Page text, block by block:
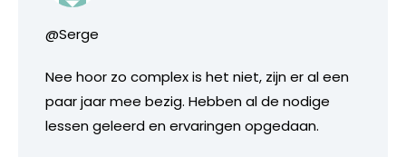
@Serge
Nee hoor zo complex is het niet, zijn er al een
paar jaar mee bezig. Hebben al de nodige
lessen geleerd en ervaringen opgedaan.